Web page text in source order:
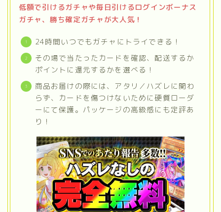
低額で引けるガチャや毎日引けるログインボーナス
ガチャ、勝ち確定ガチャが大人気！
24時間いつでもガチャにトライできる！
その場で当たったカードを確認、配送するか
ポイントに還元するかを選べる！
商品お届けの際には、アタリ／ハズレに関わ
らず、カードを傷つけないために硬質ローダ
ーにて保護。パッケージの高級感にも定評あ
り！